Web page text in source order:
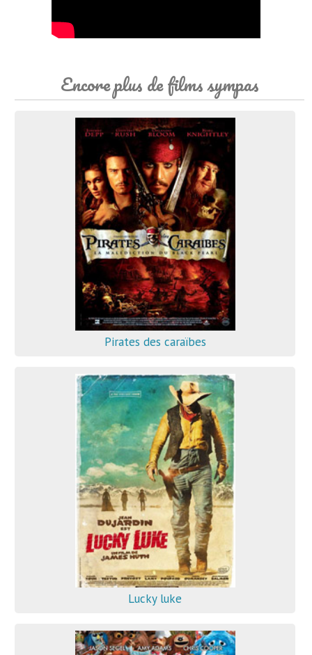
Encore plus de films sympas
Pirates des caraïbes
Lucky luke